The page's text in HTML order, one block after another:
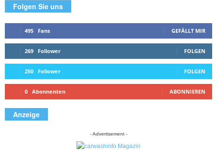
Folgen Sie uns
495 Fans GEFÄLLT MIR
269 Follower FOLGEN
250 Follower FOLGEN
0 Abonnenten ABONNIEREN
Anzeige
- Advertisement -